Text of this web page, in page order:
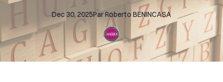
Dec 30, 2025ParRoberto BENINCASA